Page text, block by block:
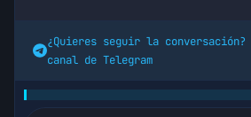
¿Quieres seguir la conversación?
canal de Telegram